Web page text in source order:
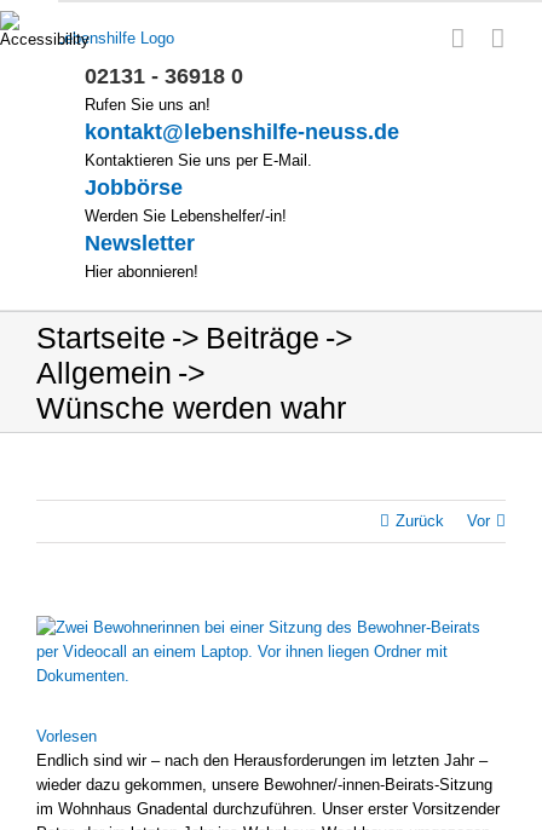
Zum
Inhalt
02131 - 36918 0
Rufen Sie uns an!
kontakt@lebenshilfe-neuss.de
Kontaktieren Sie uns per E-Mail.
Jobbörse
Werden Sie Lebenshelfer/-in!
Newsletter
Hier abonnieren!
Startseite
Beiträge
Allgemein
Wünsche werden wahr
Zurück Vor
Zeige
grösseres
Bild
Vor­le­sen
End­lich sind wir – nach den Her­aus­for­de­run­gen im letz­ten Jahr –
wie­der dazu gekom­men, unse­re Bewohner/-innen-Beirats-Sitzung
im Wohn­haus Gna­den­tal durch­zu­füh­ren. Unser ers­ter Vor­sit­zen­der